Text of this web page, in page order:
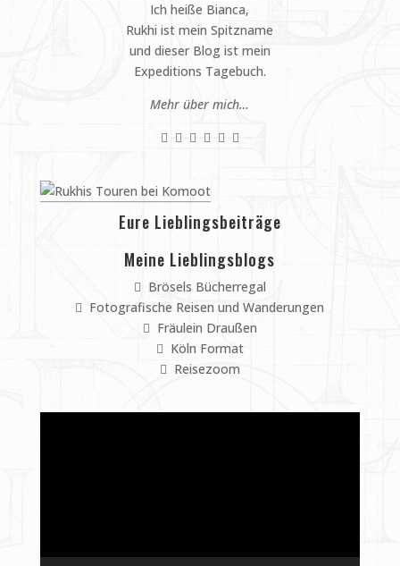
Ich heiße Bianca,
Rukhi ist mein Spitzname
und dieser Blog ist mein
Expeditions Tagebuch.
Mehr über mich…
Eure Lieblingsbeiträge
Meine Lieblingsblogs
Brösels Bücherregal
Fotografische Reisen und Wanderungen
Fräulein Draußen
Köln Format
Reisezoom